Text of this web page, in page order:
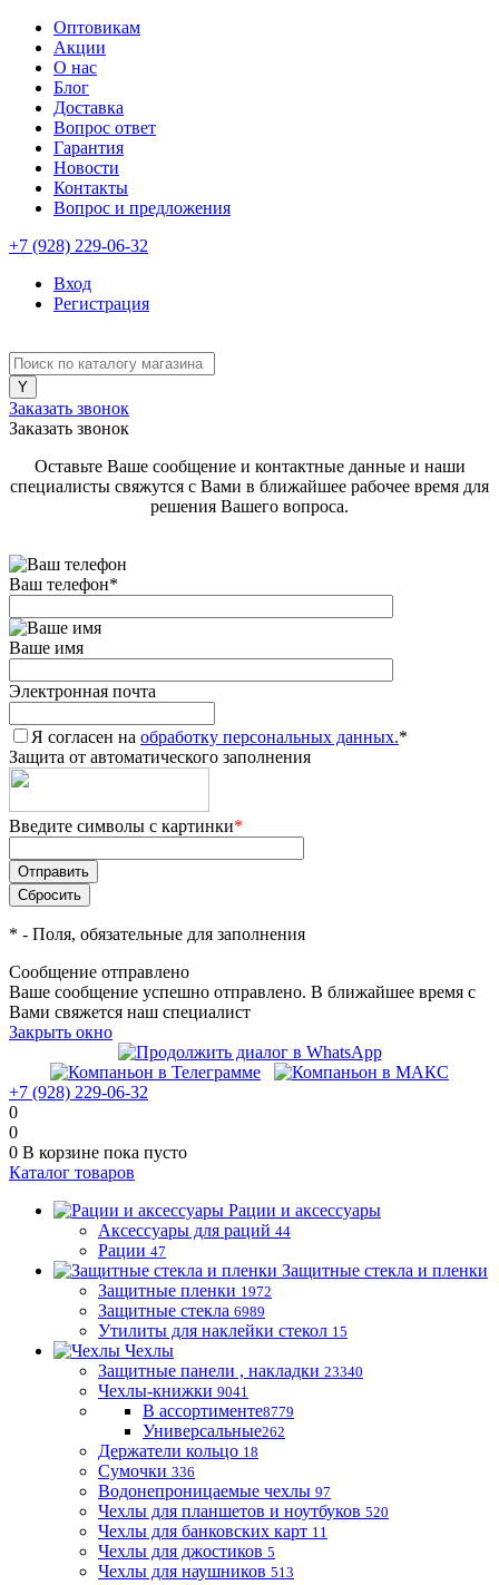
Оптовикам
Акции
О нас
Блог
Доставка
Вопрос ответ
Гарантия
Новости
Контакты
Вопрос и предложения
+7 (928) 229-06-32
Вход
Регистрация
Заказать звонок
Заказать звонок
Оставьте Ваше сообщение и контактные данные и наши
специалисты свяжутся с Вами в ближайшее рабочее время для
решения Вашего вопроса.
Ваш телефон*
Ваше имя
Электронная почта
Я согласен на обработку персональных данных.*
Защита от автоматического заполнения
Введите символы с картинки*
* - Поля, обязательные для заполнения
Сообщение отправлено
Ваше сообщение успешно отправлено. В ближайшее время с
Вами свяжется наш специалист
Закрыть окно
+7 (928) 229-06-32
0
0
0 В корзине пока пусто
Каталог товаров
Рации и аксессуары
Аксессуары для раций 44
Рации 47
Защитные стекла и пленки
Защитные пленки 1972
Защитные стекла 6989
Утилиты для наклейки стекол 15
Чехлы
Защитные панели , накладки 23340
Чехлы-книжки 9041
В ассортименте8779
Универсальные262
Держатели кольцо 18
Сумочки 336
Водонепроницаемые чехлы 97
Чехлы для планшетов и ноутбуков 520
Чехлы для банковских карт 11
Чехлы для джостиков 5
Чехлы для наушников 513